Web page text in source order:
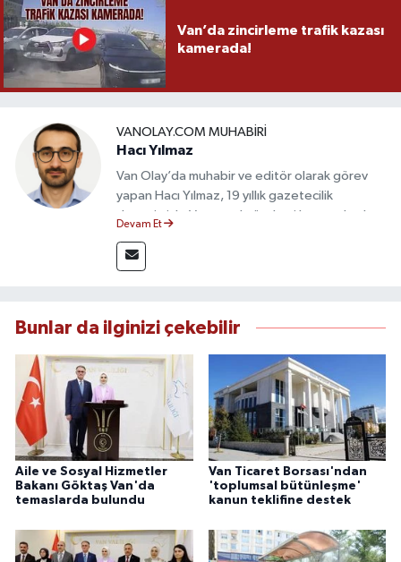
Van’da zincirleme trafik kazası
kamerada!
VANOLAY.COM MUHABIRI
Hacı Yılmaz
Van Olay’da muhabir ve editör olarak görev
yapan Hacı Yılmaz, 19 yıllık gazetecilik
deneyimiyle Van yerel gündemi başta olmak
takip etmektedir. Editoryal sürece katkı sunan
Yılmaz, tarafsızlık, doğruluk ve etik ilkeler
bilgilendirmektedir.
Devam Et
Bunlar da ilginizi çekebilir
Aile ve Sosyal Hizmetler
Bakanı Göktaş Van'da
temaslarda bulundu
Van Ticaret Borsası'ndan
'toplumsal bütünleşme'
kanun teklifine destek